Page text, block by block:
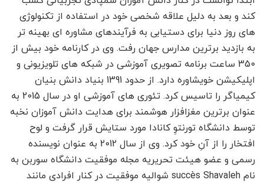
کند و بعد به دلیل علاقه شخصی خود در استفاده از تکنولوژی
های روز دنیا برای دستیابی به فرآیندهای مشاوره ای بهینه تر
به بازدید برترین مدارس جهان رفت. وی در کارنامه خود بیش از
350 ساعت برنامه تصویری آموزشی در شبکه های تلویزیونی و
اپلیکیشن خویشاوره دارد. از حدود 1391 بنیاد دانش بنیان
کیمیاگر را تاسیس کرد. تئوری های آموزشی او در سال 2015 به
عنوان برترین مغزافزار هوشمند برای هدایت دانش آموزان نخبه
توسط دانشگاه تورنتوِ کانادا مورد ستایش قرار گرفت و لوح
افتخار را از آنِ خود کرد. وی از سال 2012 به عنوان نویسنده
رسمی و عضو هیئت تحریریه مجله موفقیت دانشگاه سوربن به
نام succès Shavaleh شوالیه موفقیت در کنار افرادی مانند